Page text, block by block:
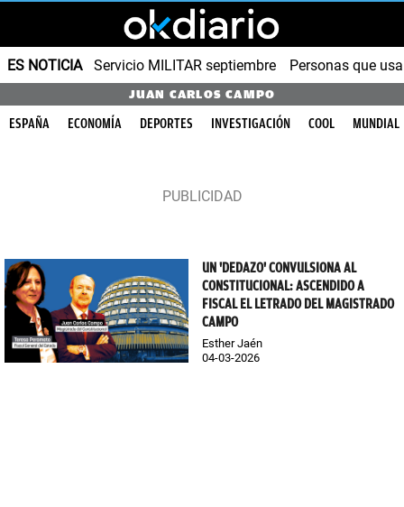
ES NOTICIA Servicio MILITAR septiembre Personas que
JUAN CARLOS CAMPO
ESPAÑA ECONOMÍA DEPORTES INVESTIGACIÓN COOL MUNDIAL
UN 'DEDAZO' CONVULSIONA AL
CONSTITUCIONAL: ASCENDIDO A
FISCAL EL LETRADO DEL MAGISTRADO
CAMPO
Esther Jaén
04-03-2026